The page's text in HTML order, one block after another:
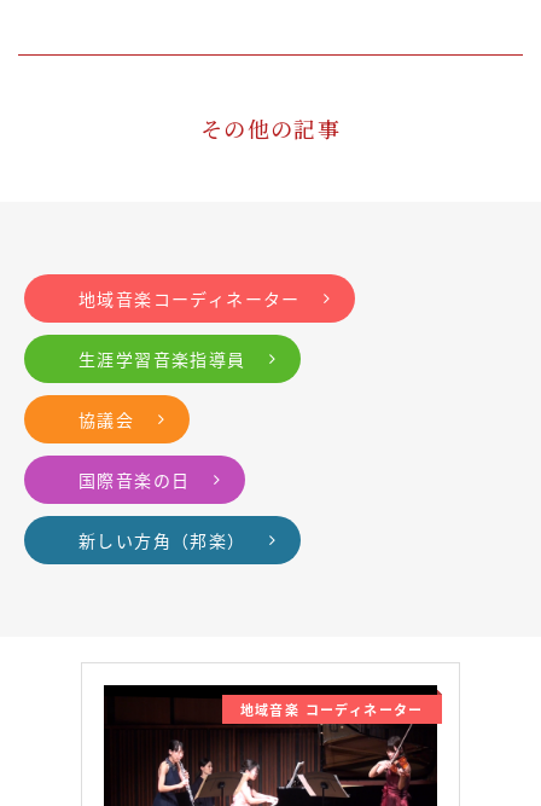
その他の記事
地域音楽コーディネーター
生涯学習音楽指導員
協議会
国際音楽の日
新しい方角（邦楽）
地域音楽 コーディネーター